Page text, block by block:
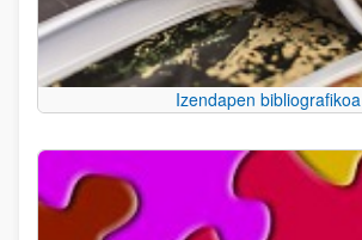
Izendapen bibliografikoa